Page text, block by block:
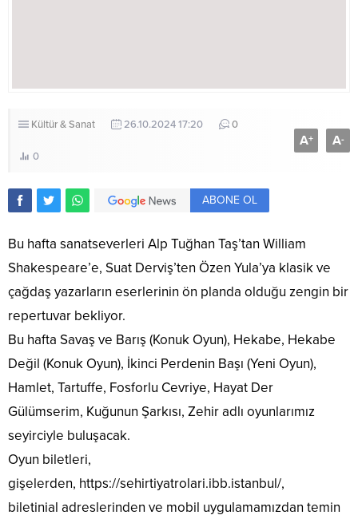
Kültür & Sanat 26.10.2024 17:20 0
0
A+ A-
ABONE OL
Bu hafta sanatseverleri Alp Tuğhan Taş’tan William
Shakespeare’e, Suat Derviş’ten Özen Yula’ya klasik ve
çağdaş yazarların eserlerinin ön planda olduğu zengin bir
repertuvar bekliyor.
Bu hafta Savaş ve Barış (Konuk Oyun), Hekabe, Hekabe
Değil (Konuk Oyun), İkinci Perdenin Başı (Yeni Oyun),
Hamlet, Tartuffe, Fosforlu Cevriye, Hayat Der
Gülümserim, Kuğunun Şarkısı, Zehir adlı oyunlarımız
seyirciyle buluşacak.
Oyun biletleri,
gişelerden, https://sehirtiyatrolari.ibb.istanbul/,
biletinial adreslerinden ve mobil uygulamamızdan temin